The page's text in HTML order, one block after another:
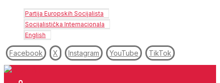
Partija Europskih Socijalista
Socijalistička Internacionala
English
Facebook X Instagram YouTube TikTok